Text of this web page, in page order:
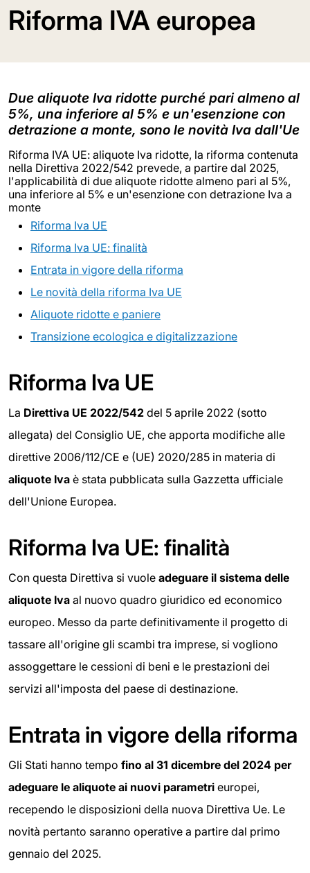
Riforma IVA europea
Due aliquote Iva ridotte purché pari almeno al
5%, una inferiore al 5% e un'esenzione con
detrazione a monte, sono le novità Iva dall'Ue
Riforma IVA UE: aliquote Iva ridotte, la riforma contenuta
nella Direttiva 2022/542 prevede, a partire dal 2025,
l'applicabilità di due aliquote ridotte almeno pari al 5%,
una inferiore al 5% e un'esenzione con detrazione Iva a
monte
Riforma Iva UE
Riforma Iva UE: finalità
Entrata in vigore della riforma
Le novità della riforma Iva UE
Aliquote ridotte e paniere
Transizione ecologica e digitalizzazione
Riforma Iva UE
La Direttiva UE 2022/542 del 5 aprile 2022 (sotto
allegata) del Consiglio UE, che apporta modifiche alle
direttive 2006/112/CE e (UE) 2020/285 in materia di
aliquote Iva è stata pubblicata sulla Gazzetta ufficiale
dell'Unione Europea.
Riforma Iva UE: finalità
Con questa Direttiva si vuole adeguare il sistema delle
aliquote Iva al nuovo quadro giuridico ed economico
europeo. Messo da parte definitivamente il progetto di
tassare all'origine gli scambi tra imprese, si vogliono
assoggettare le cessioni di beni e le prestazioni dei
servizi all'imposta del paese di destinazione.
Entrata in vigore della riforma
Gli Stati hanno tempo fino al 31 dicembre del 2024 per
adeguare le aliquote ai nuovi parametri europei,
recependo le disposizioni della nuova Direttiva Ue. Le
novità pertanto saranno operative a partire dal primo
gennaio del 2025.